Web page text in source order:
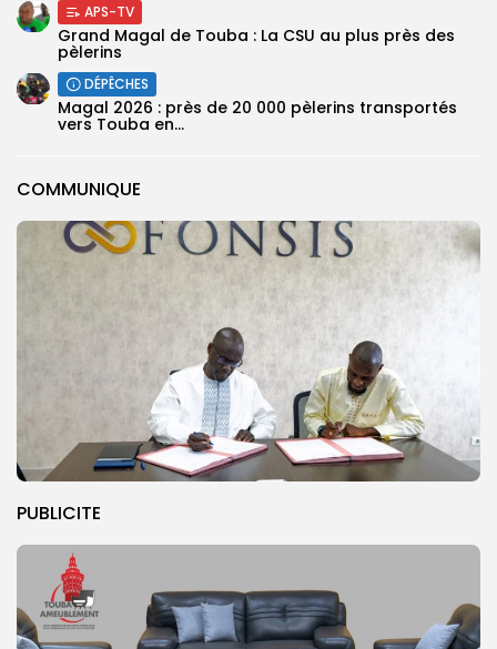
COMMUNIQUE
PUBLICITE
APS-TV
Grand Magal de Touba : La CSU au plus près des
pèlerins
DÉPÊCHES
Magal 2026 : près de 20 000 pèlerins transportés
vers Touba en...